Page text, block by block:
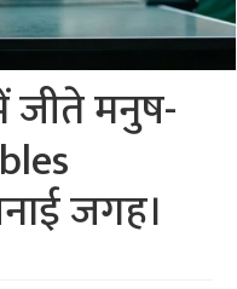
जीते मनुष-
जगह।